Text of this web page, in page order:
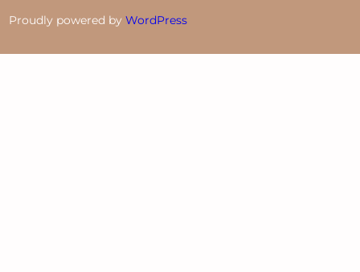
Proudly powered by WordPress